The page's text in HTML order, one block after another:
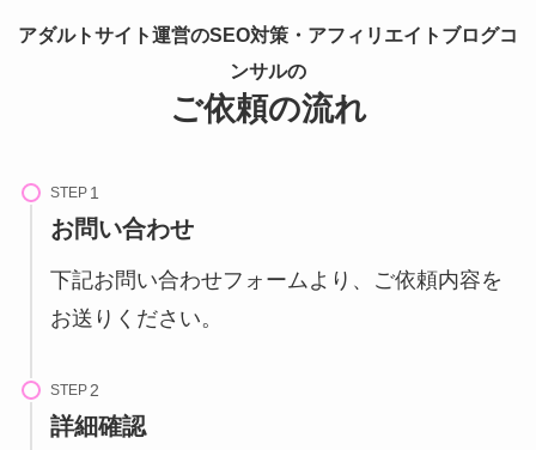
アダルトサイト運営のSEO対策・アフィリエイトブログコ
ンサルの
ご依頼の流れ
STEP
お問い合わせ
下記お問い合わせフォームより、ご依頼内容を
お送りください。
STEP
詳細確認